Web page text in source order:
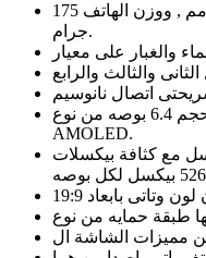
ابعاد الهاتف 157.6مم ×74.1 مم × 7.8 مم , ووزن الهاتف 175
جرام.
الهاتف ياتى بشاشة بحجم 6.4 بوصه من نوع Dynamic
AMOLED.
3040×1440 بيكسل مع كثافة بيكسلات